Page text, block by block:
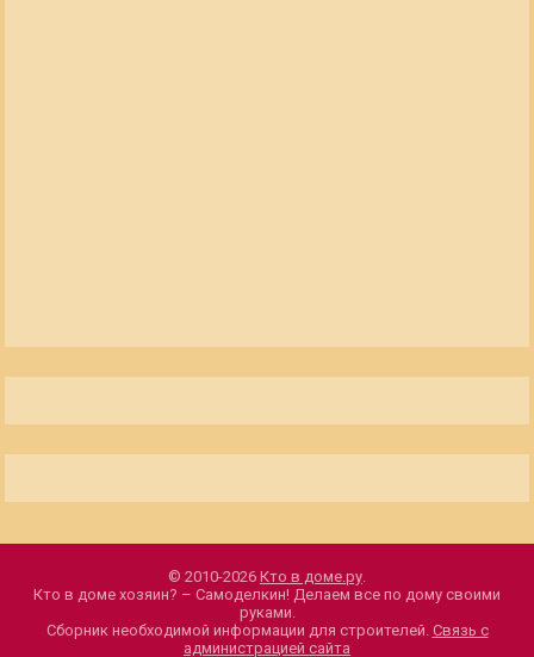
© 2010-2026 Кто в доме.ру.
Кто в доме хозяин? – Самоделкин! Делаем все по дому своими
руками.
Сборник необходимой информации для строителей. Связь с
администрацией сайта